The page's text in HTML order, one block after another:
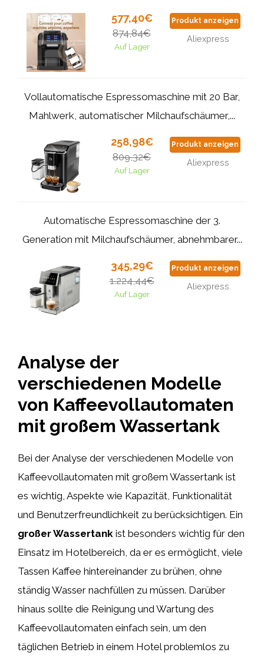
577,40€
874,84€
Auf Lager
Produkt anzeigen
Aliexpress
Vollautomatische Espressomaschine mit 20 Bar,
Mahlwerk, automatischer Milchaufschäumer,...
258,98€
809,32€
Auf Lager
Produkt anzeigen
Aliexpress
Automatische Espressomaschine der 3.
Generation mit Milchaufschäumer, abnehmbarer...
345,29€
1.224,44€
Auf Lager
Produkt anzeigen
Aliexpress
Analyse der
verschiedenen Modelle
von Kaffeevollautomaten
mit großem Wassertank
Bei der Analyse der verschiedenen Modelle von
Kaffeevollautomaten mit großem Wassertank ist
es wichtig, Aspekte wie Kapazität, Funktionalität
und Benutzerfreundlichkeit zu berücksichtigen. Ein
großer Wassertank ist besonders wichtig für den
Einsatz im Hotelbereich, da er es ermöglicht, viele
Tassen Kaffee hintereinander zu brühen, ohne
ständig Wasser nachfüllen zu müssen. Darüber
hinaus sollte die Reinigung und Wartung des
Kaffeevollautomaten einfach sein, um den
täglichen Betrieb in einem Hotel problemlos zu